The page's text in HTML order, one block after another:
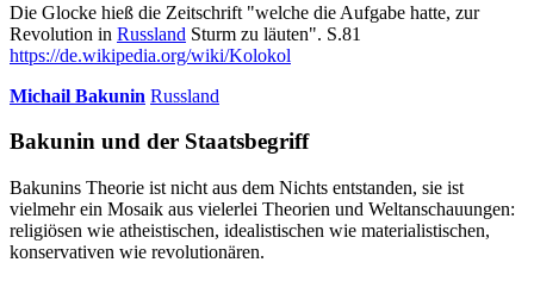
Die Glocke hieß die Zeitschrift "welche die Aufgabe hatte, zur
Revolution in Russland Sturm zu läuten". S.81
https://de.wikipedia.org/wiki/Kolokol
Michail Bakunin Russland
Bakunin und der Staatsbegriff
Bakunins Theorie ist nicht aus dem Nichts entstanden, sie ist
vielmehr ein Mosaik aus vielerlei Theorien und Weltanschauungen:
religiösen wie atheistischen, idealistischen wie materialistischen,
konservativen wie revolutionären.